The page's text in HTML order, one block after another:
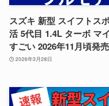
スズキ 新型 スイフトス
活 5代目 1.4L ターボ マ
すごい 2026年11月頃発売
2026年3月28日